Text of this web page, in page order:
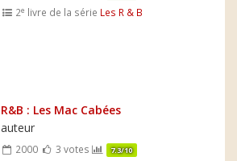
2e livre de la série Les R & B
R&B : Les Mac Cabées
auteur
2000 3 votes 7.3/10